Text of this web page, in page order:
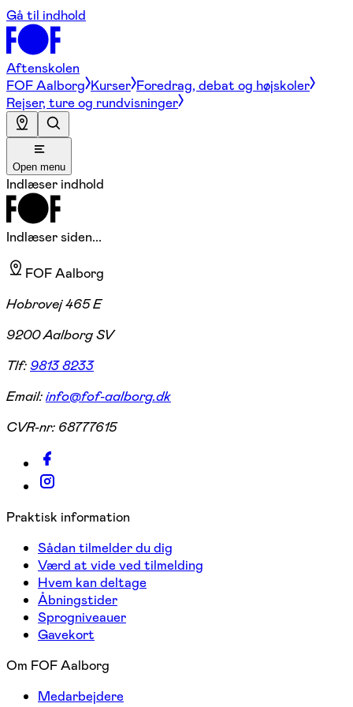
Gå til indhold
Aftenskolen
FOF Aalborg Kurser Foredrag, debat og højskoler
Rejser, ture og rundvisninger
Open menu
Indlæser indhold
Indlæser siden...
FOF Aalborg
Hobrovej 465 E
9200 Aalborg SV
Tlf:9813 8233
Email:info@fof-aalborg.dk
CVR-nr: 68777615
Praktisk information
Sådan tilmelder du dig
Værd at vide ved tilmelding
Hvem kan deltage
Åbningstider
Sprogniveauer
Gavekort
Om FOF Aalborg
Medarbejdere